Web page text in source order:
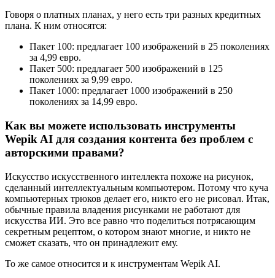
Говоря о платных планах, у него есть три разных кредитных
плана. К ним относятся:
Пакет 100: предлагает 100 изображений в 25 поколениях
за 4,99 евро.
Пакет 500: предлагает 500 изображений в 125
поколениях за 9,99 евро.
Пакет 1000: предлагает 1000 изображений в 250
поколениях за 14,99 евро.
Как вы можете использовать инструменты
Wepik AI для создания контента без проблем с
авторскими правами?
Искусство искусственного интеллекта похоже на рисунок,
сделанный интеллектуальным компьютером. Потому что куча
компьютерных трюков делает его, никто его не рисовал. Итак,
обычные правила владения рисунками не работают для
искусства ИИ. Это все равно что поделиться потрясающим
секретным рецептом, о котором знают многие, и никто не
сможет сказать, что он принадлежит ему.
То же самое относится и к инструментам Wepik AI.